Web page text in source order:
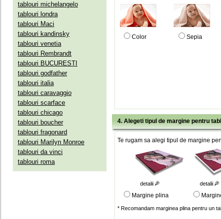
tablouri michelangelo
tablouri londra
tablouri Maci
tablouri kandinsky
tablouri venetia
tablouri Rembrandt
tablouri BUCURESTI
tablouri godfather
tablouri italia
tablouri caravaggio
tablouri scarface
tablouri chicago
tablouri boucher
tablouri fragonard
tablouri Marilyn Monroe
tablouri da vinci
tablouri roma
Color Sepia
4. Alegeti tipul de margine pentru
Te rugam sa alegi tipul de margine
detalii detalii
Margine plina
* Recomandam marginea plina pentru un